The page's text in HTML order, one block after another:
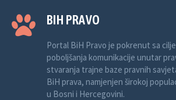
BIH PRAVO
Portal BiH Pravo je pokrenut sa
poboljšanja komunikacije unutar
stvaranja trajne baze pravnih
BiH prava, namjenjen širokoj
u Bosni i Hercegovini.